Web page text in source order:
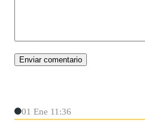
01 Ene 11:36